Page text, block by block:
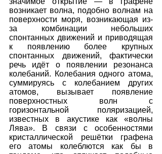
возникает волна, подобно волнам на
поверхности моря, возникающая из-
за комбинации небольших
спонтанных движений и приводящая
к появлению более крупных
спонтанных движений, фактически
речь идёт о появлении резонанса
колебаний. Колебания одного атома,
суммируясь с колебанием других
атомов, вызывает появление
поверхностных волн с
горизонтальной поляризацией,
известных в акустике как «волны
Лява». В связи с особенностями
кристаллической решётки графена
его атомы колеблются как бы в